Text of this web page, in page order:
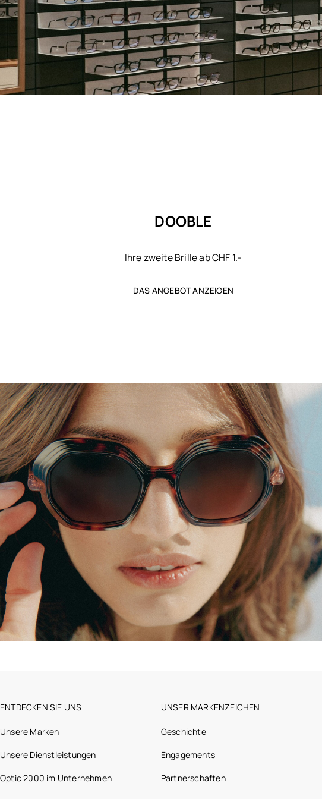
DOOBLE
Ihre zweite Brille ab CHF 1.-
DAS ANGEBOT ANZEIGEN
ENTDECKEN SIE UNS
Unsere Marken
Unsere Dienstleistungen
Optic 2000 im Unternehmen
UNSER MARKENZEICHEN
Geschichte
Engagements
Partnerschaften